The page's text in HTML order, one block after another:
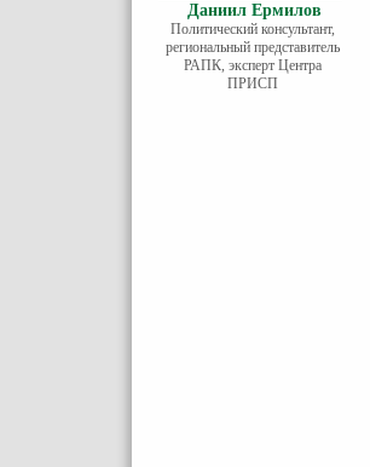
Даниил Ермилов
Политический консультант,
региональный представитель
РАПК, эксперт Центра
ПРИСП